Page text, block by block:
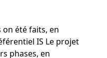
on été faits, en
IS Le projet
phases, en